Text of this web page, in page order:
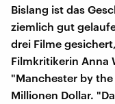
Bislang ist das
ziemlich gut
drei Filme
Filmkritikerin Anna
"Manchester by
Millionen Dollar.